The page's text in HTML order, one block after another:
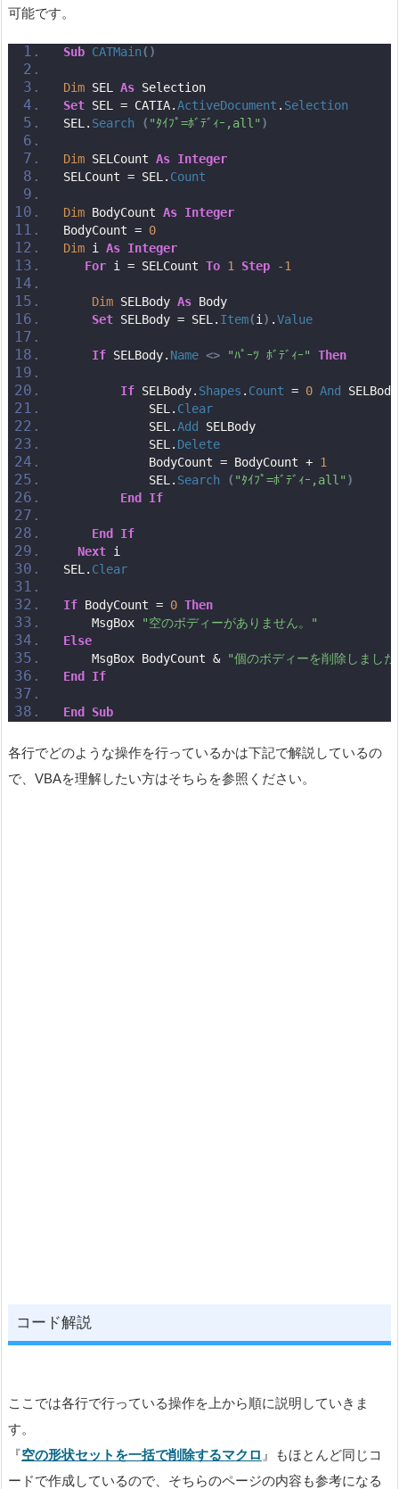
可能です。
Sub CATMain()
Dim SEL As Selection
Set SEL = CATIA.ActiveDocument . Selection
SEL. Search ( "ﾀｲﾌﾟ=ﾎﾞﾃﾞｨｰ,all" )
Dim SELCount As Integer
SELCount = SEL. Count
Dim BodyCount As Integer
BodyCount = 0
Dim i As Integer
For i = SELCount To 1 Step -1
Dim SELBody As Body
Set SELBody = SEL. Item(i ) .Value
If SELBody. Name <> "ﾊﾟｰﾂ ﾎﾞﾃﾞｨｰ" Then
If SELBody. Shapes . Count = 0 And
            SEL.
Clear
            SEL.
Add
SELBody
            SEL.
Delete
            BodyCount = BodyCount +
1
            SEL.
Search ( "ﾀｲﾌﾟ=ﾎﾞﾃﾞｨｰ,all" )
End
If
End
If
Next i
SEL. Clear
If BodyCount = 0 Then
    MsgBox
"空のボディーがありません。"
Else
    MsgBox BodyCount &
"個のボディーを削除しまし
End
If
End Sub
各行でどのような操作を行っているかは下記で解説しているの
で、VBAを理解したい方はそちらを参照ください。
コード解説
ここでは各行で行っている操作を上から順に説明していきま
す。
『空の形状セットを一括で削除するマクロ 』もほとんど同じコ
ードで作成しているので、そちらのページの内容も参考になる